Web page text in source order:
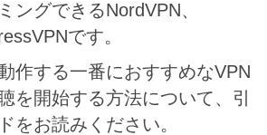
ングできるNordVPN、
です。
作する一番におすすめなVPN
を開始する方法について、引
をお読みください。